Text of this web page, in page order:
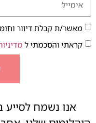
מאשר/ת קבלת דיוור
קראתי והסכמתי ל
אנו נשמח לסייע